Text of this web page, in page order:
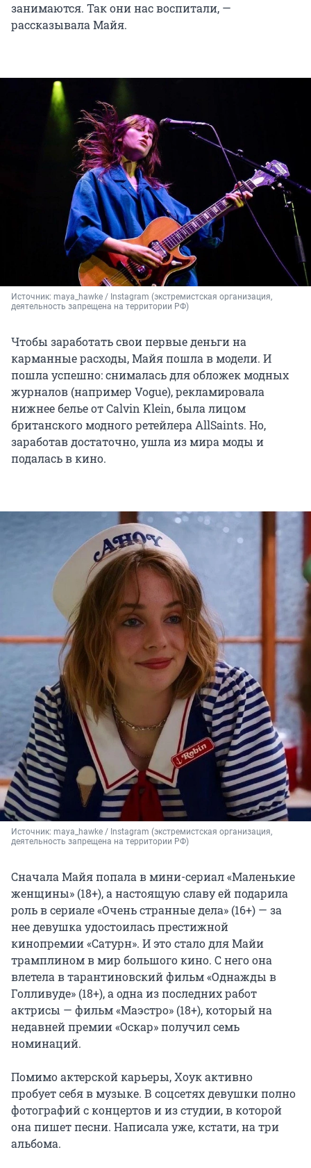
занимаются. Так они нас воспитали, —
рассказывала Майя.
Источник: maya_hawke / Instagram (экстремистская организация,
деятельность запрещена на территории РФ)
Чтобы заработать свои первые деньги на
карманные расходы, Майя пошла в модели. И
пошла успешно: снималась для обложек модных
журналов (например Vogue), рекламировала
нижнее белье от Calvin Klein, была лицом
британского модного ретейлера AllSaints. Но,
заработав достаточно, ушла из мира моды и
подалась в кино.
Источник: maya_hawke / Instagram (экстремистская организация,
деятельность запрещена на территории РФ)
Сначала Майя попала в мини-сериал «Маленькие
женщины» (18+), а настоящую славу ей подарила
роль в сериале «Очень странные дела» (16+) — за
нее девушка удостоилась престижной
кинопремии «Сатурн». И это стало для Майи
трамплином в мир большого кино. С него она
влетела в тарантиновский фильм «Однажды в
Голливуде» (18+), а одна из последних работ
актрисы — фильм «Маэстро» (18+), который на
недавней премии «Оскар» получил семь
номинаций.
Помимо актерской карьеры, Хоук активно
пробует себя в музыке. В соцсетях девушки полно
фотографий с концертов и из студии, в которой
она пишет песни. Написала уже, кстати, на три
альбома.